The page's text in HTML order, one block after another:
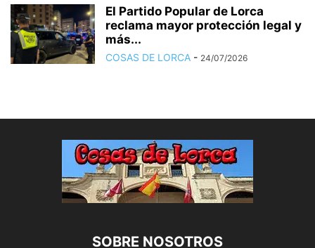
El Partido Popular de Lorca
reclama mayor protección legal y
más...
COSAS DE LORCA - 24/07/2026
SOBRE NOSOTROS